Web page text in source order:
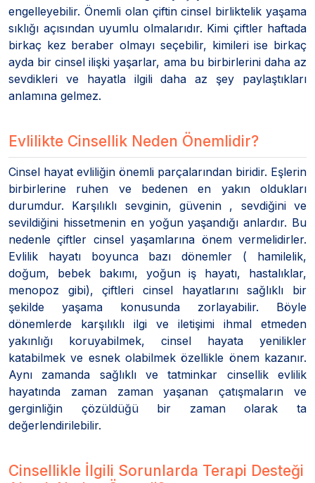
engelleyebilir. Önemli olan çiftin cinsel birliktelik yaşama
sıklığı açısından uyumlu olmalarıdır. Kimi çiftler haftada
birkaç kez beraber olmayı seçebilir, kimileri ise birkaç
ayda bir cinsel ilişki yaşarlar, ama bu birbirlerini daha az
sevdikleri ve hayatla ilgili daha az şey paylaştıkları
anlamına gelmez.
Evlilikte Cinsellik Neden Önemlidir?
Cinsel hayat evliliğin önemli parçalarından biridir. Eşlerin
birbirlerine ruhen ve bedenen en yakın oldukları
durumdur. Karşılıklı sevginin, güvenin , sevdiğini ve
sevildiğini hissetmenin en yoğun yaşandığı anlardır. Bu
nedenle çiftler cinsel yaşamlarına önem vermelidirler.
Evlilik hayatı boyunca bazı dönemler ( hamilelik,
doğum, bebek bakımı, yoğun iş hayatı, hastalıklar,
menopoz gibi), çiftleri cinsel hayatlarını sağlıklı bir
şekilde yaşama konusunda zorlayabilir. Böyle
dönemlerde karşılıklı ilgi ve iletişimi ihmal etmeden
yakınlığı koruyabilmek, cinsel hayata yenilikler
katabilmek ve esnek olabilmek özellikle önem kazanır.
Aynı zamanda sağlıklı ve tatminkar cinsellik evlilik
hayatında zaman zaman yaşanan çatışmaların ve
gerginliğin çözüldüğü bir zaman olarak ta
değerlendirilebilir.
Cinsellikle İlgili Sorunlarda Terapi Desteği